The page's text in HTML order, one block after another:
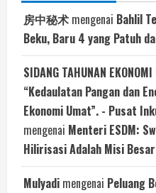
房中秘术 mengenai Bahlil
Beku, Baru 4 yang Patuh
SIDANG TAHUNAN
“Kedaulatan Pangan dan
Ekonomi Umat”. - Pusat
mengenai Menteri ESDM:
Hilirisasi Adalah Misi
Mulyadi mengenai Peluang